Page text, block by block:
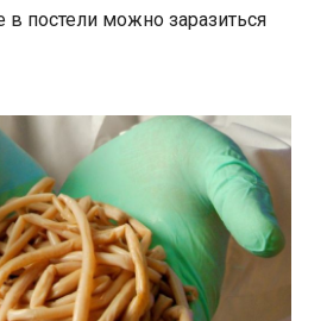
в постели можно заразиться